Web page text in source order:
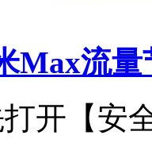
Max流量
开【安